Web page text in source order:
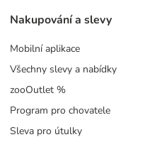
Nakupování a slevy
Mobilní aplikace
Všechny slevy a nabídky
zooOutlet %
Program pro chovatele
Sleva pro útulky